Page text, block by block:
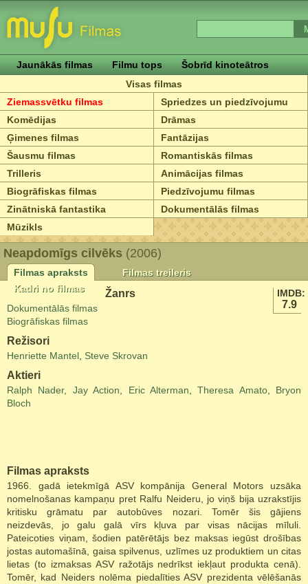
Jaunākās filmas Filmu tops
Šobrīd kinoteātros
Visas filmas
Ziemassvētku filmas
Spriedzes un piedzīvojumu
Komēdijas
Drāmas
Ģimenes filmas
Fantāzijas
Šausmu filmas
Romantiskās filmas
Trilleris
Animācijas filmas
Biogrāfiskas filmas
Piedzīvojumu filmas
Zinātniskā fantastika
Dokumentālās filmas
Mūzikls
Neapdomīgs cilvēks (2006)
Filmas apraksts
Filmas treileris
Kadri no filmas
IMDB:
7.9
Žanrs
Dokumentālās filmas
Biogrāfiskas filmas
Režisori
Henriette Mantel Steve Skrovan
Aktieri
Ralph Nader, Jay Action Eric Alterman ,Theresa Amato, Bryon
Bloch
Filmas apraksts
1966. gadā ietekmīgā ASV kompānija General Motors uzsāka
nomelnošanas kampaņu pret Ralfu Neideru, jo viņš bija uzrakstījis
kritisku grāmatu par autobūves nozari. Tomēr šis gājiens
neizdevās, jo galu galā vīrs kļuva par visas nācijas mīluli.
Pateicoties viņam, šodien patērētājs bez maksas iegūst drošības
jostas automašīnā, gaisa spilvenus, uzlīmes uz produktiem un citas
lietas (to izmaksas ASV ražotājs nedrīkst iekļaut produkta cenā).
Tomēr, kad Neiders nolēma piedalīties ASV prezidenta vēlēšanās